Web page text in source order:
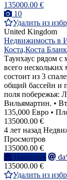
135000.00 €
10
Удалить из
United Kingdom
Недвижимость в
Коста,Коста
Таунхаус рядом
всего
состоит из 3
общий бассейн и
поля побережья:
Вильямартин. •
135,000 Евро •
135000.00 €
4 лет назад
Просмотров
135000.00 €
Написать
135000.00 €
Удалить из